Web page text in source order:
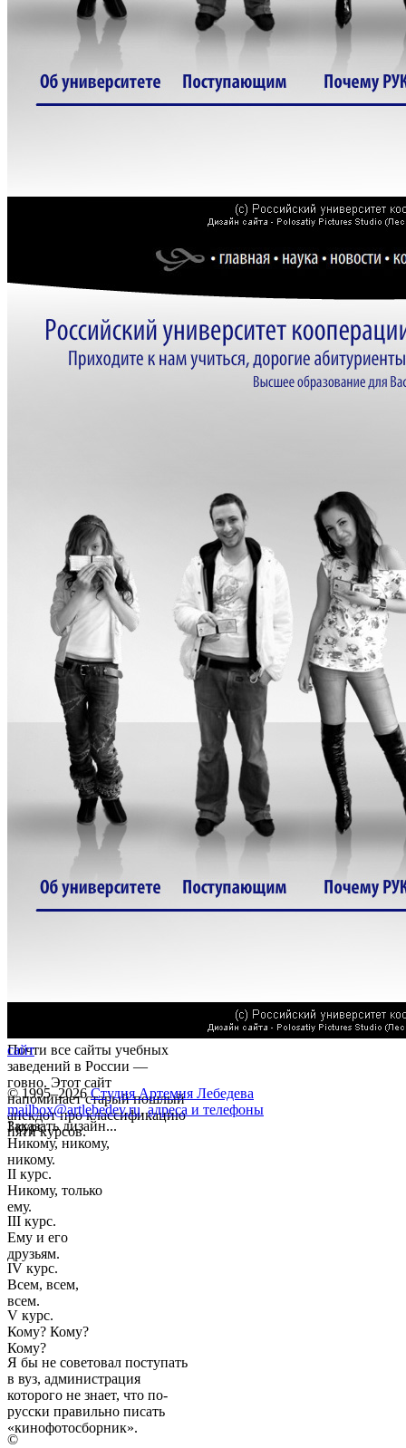
Почти все сайты учебных
заведений в России —
говно. Этот сайт
напоминает старый пошлый
анекдот про классификацию
пяти курсов.
I курс.
Никому, никому,
никому.
II курс.
Никому, только
ему.
III курс.
Ему и его
друзьям.
IV курс.
Всем, всем,
всем.
V курс.
Кому? Кому?
Кому?
Я бы не советовал поступать
в вуз, администрация
которого не знает, что по-
русски правильно писать
«кинофотосборник».
©
сайт
© 1995–2026 Студия Артемия Лебедева
mailbox@artlebedev.ru, адреса и телефоны
Заказать дизайн...